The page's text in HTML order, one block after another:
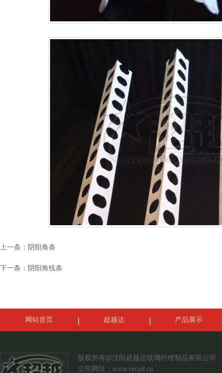
上一条： 阴阳角条
下一条： 阴阳角线条
网站首页 超越达 产品展示
版权所有@沈阳超越达玻璃纤维制品有限公司
公司网址： www.sycyd.cn